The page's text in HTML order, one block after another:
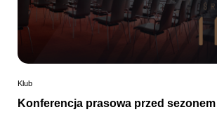
Klub
Konferencja prasowa przed sezonem